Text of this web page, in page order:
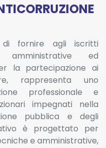
fornire agli iscritti
amministrative ed
la partecipazione ai
rappresenta uno
professionale e
impegnati nella
pubblica e degli
è progettato per
e amministrative,